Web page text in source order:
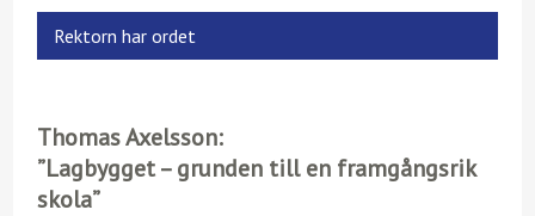
Rektorn har ordet
Thomas Axelsson:
”Lagbygget – grunden till en framgångsrik
skola”